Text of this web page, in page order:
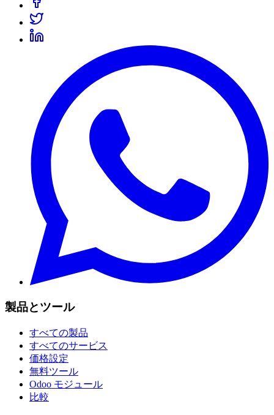
製品とツール
すべての製品
すべてのサービス
価格設定
無料ツール
Odoo モジュール
比較